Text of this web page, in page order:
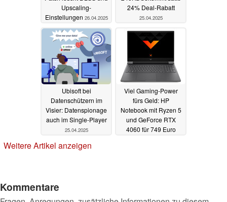
Upscaling-
Einstellungen 26.04.2025
24% Deal-Rabatt
25.04.2025
Ubisoft bei
Datenschützern im
Visier: Datenspionage
auch im Single-Player
25.04.2025
Viel Gaming-Power
fürs Geld: HP
Notebook mit Ryzen 5
und GeForce RTX
4060 für 749 Euro
Weitere Artikel anzeigen
Kommentare